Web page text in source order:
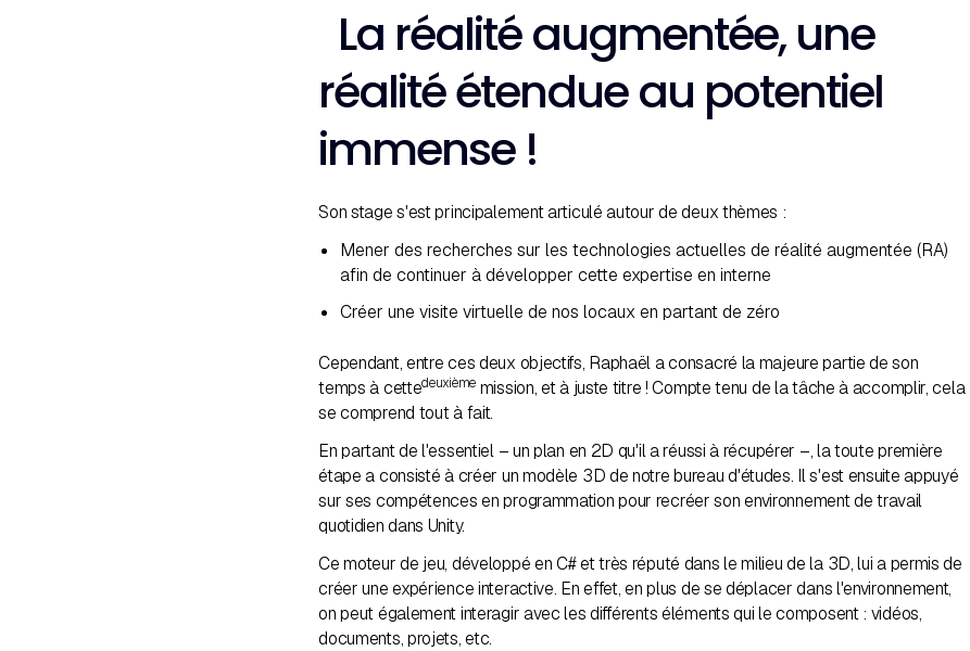
La réalité augmentée, une
réalité étendue au potentiel
immense !
Son stage s'est principalement articulé autour de deux thèmes :
Mener des recherches sur les technologies actuelles de réalité augmentée (RA)
afin de continuer à développer cette expertise en interne
Créer une visite virtuelle de nos locaux en partant de zéro
Cependant, entre ces deux objectifs, Raphaël a consacré la majeure partie de son
temps à cettedeuxième mission, et à juste titre ! Compte tenu de la tâche à accomplir, cela
se comprend tout à fait.
En partant de l'essentiel – un plan en 2D qu'il a réussi à récupérer –, la toute première
étape a consisté à créer un modèle 3D de notre bureau d'études. Il s'est ensuite appuyé
sur ses compétences en programmation pour recréer son environnement de travail
quotidien dans Unity.
Ce moteur de jeu, développé en C# et très réputé dans le milieu de la 3D, lui a permis de
créer une expérience interactive. En effet, en plus de se déplacer dans l'environnement,
on peut également interagir avec les différents éléments qui le composent : vidéos,
documents, projets, etc.